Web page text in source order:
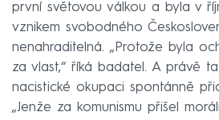
první světovou válkou a byla v
vznikem svobodného
nenahraditelná. „Protože byla
za vlast,“ říká badatel. A právě
nacistické okupaci spontánně
„Jenže za komunismu přišel